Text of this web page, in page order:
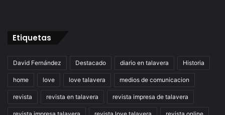
Etiquetas
David Fernández Destacado diario en talavera Historia
home love love talavera medios de comunicacion
revista revista en talavera revista impresa de talavera